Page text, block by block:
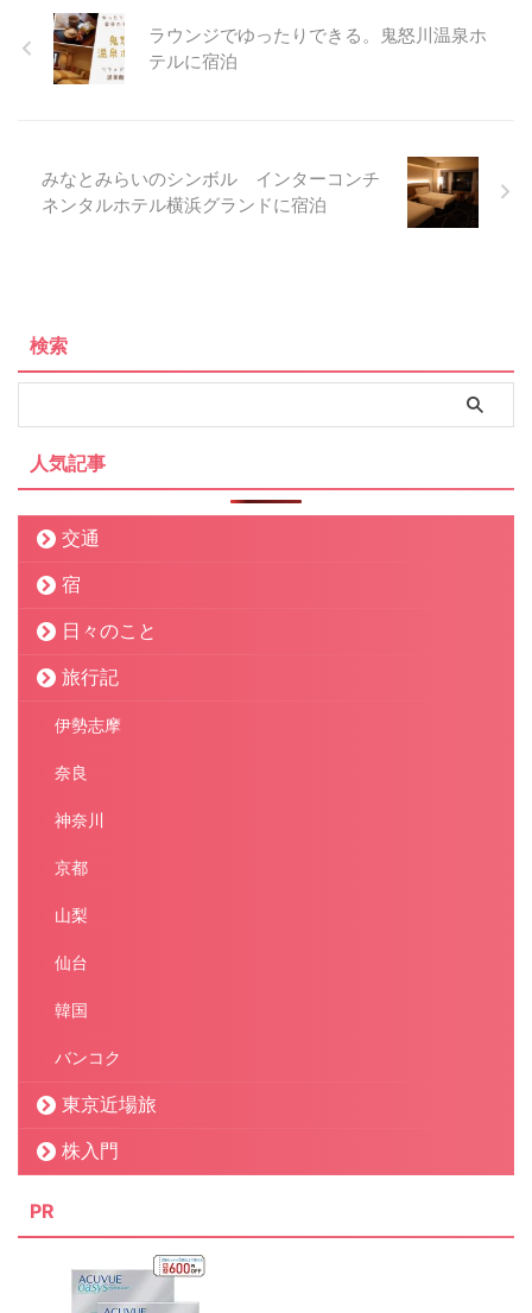
ラウンジでゆったりできる。鬼怒川温泉ホ
テルに宿泊
みなとみらいのシンボル インターコンチ
ネンタルホテル横浜グランドに宿泊
検索
人気記事
交通
宿
日々のこと
旅行記
伊勢志摩
奈良
神奈川
京都
山梨
仙台
韓国
バンコク
東京近場旅
株入門
PR